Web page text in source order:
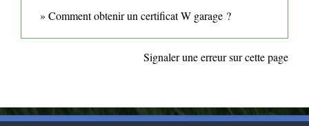
Comment obtenir un certificat W garage ?
Signaler une erreur sur cette page